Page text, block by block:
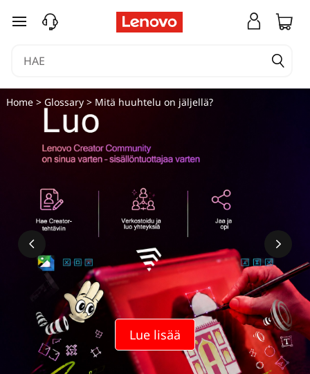
siirry pääsisältöön
Lue lisää
Home> Glossary> Mitä huuhtelu on jäljellä?